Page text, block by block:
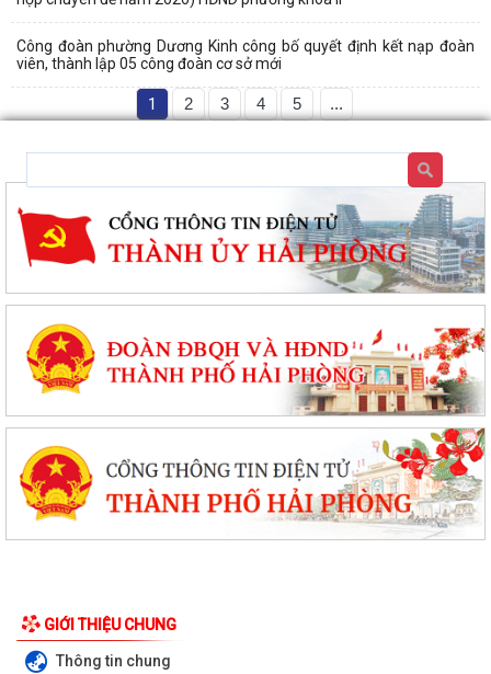
Công đoàn phường Dương Kinh công bố quyết định kết nạp đoàn
viên, thành lập 05 công đoàn cơ sở mới
1 2 3 4 5 ...
GIỚI THIỆU CHUNG
Thông tin chung